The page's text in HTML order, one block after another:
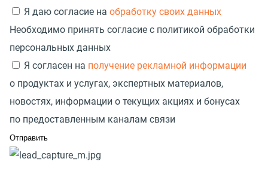
Я даю согласие на обработку своих данных
Необходимо принять согласие с политикой обработки
персональных данных
Я согласен на получение рекламной информации
о продуктах и услугах, экспертных материалов,
новостях, информации о текущих акциях и бонусах
по предоставленным каналам связи